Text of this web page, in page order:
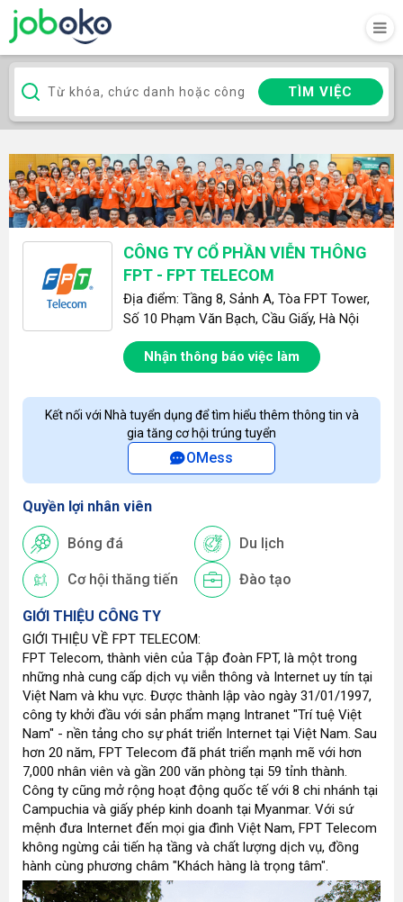
TÌM VIỆC
CÔNG TY CỔ PHẦN VIỄN THÔNG
FPT - FPT TELECOM
Địa điểm: Tầng 8, Sảnh A, Tòa FPT Tower,
Số 10 Phạm Văn Bạch, Cầu Giấy, Hà Nội
Nhận thông báo việc làm
Kết nối với Nhà tuyển dụng để tìm hiểu thêm thông tin và
gia tăng cơ hội trúng tuyển
OMess
Quyền lợi nhân viên
Bóng đá Du lịch
Cơ hội thăng tiến Đào tạo
GIỚI THIỆU CÔNG TY
GIỚI THIỆU VỀ FPT TELECOM:
FPT Telecom, thành viên của Tập đoàn FPT, là một trong
những nhà cung cấp dịch vụ viễn thông và Internet uy tín tại
Việt Nam và khu vực. Được thành lập vào ngày 31/01/1997,
công ty khởi đầu với sản phẩm mạng Intranet "Trí tuệ Việt
Nam" - nền tảng cho sự phát triển Internet tại Việt Nam. Sau
hơn 20 năm, FPT Telecom đã phát triển mạnh mẽ với hơn
7,000 nhân viên và gần 200 văn phòng tại 59 tỉnh thành.
Công ty cũng mở rộng hoạt động quốc tế với 8 chi nhánh tại
Campuchia và giấy phép kinh doanh tại Myanmar. Với sứ
mệnh đưa Internet đến mọi gia đình Việt Nam, FPT Telecom
không ngừng cải tiến hạ tầng và chất lượng dịch vụ, đồng
hành cùng phương châm "Khách hàng là trọng tâm".